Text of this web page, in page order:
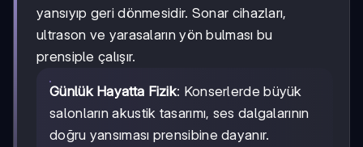
yansıyıp geri dönmesidir. Sonar cihazları,
ultrason ve yarasaların yön bulması bu
prensiple çalışır.
Günlük Hayatta Fizik: Konserlerde büyük
salonların akustik tasarımı, ses dalgalarının
doğru yansıması prensibine dayanır.